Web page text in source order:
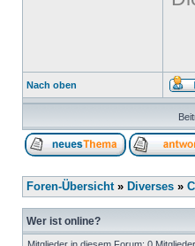
Nach oben
Foren-Übersicht» Diverses »
Wer ist online?